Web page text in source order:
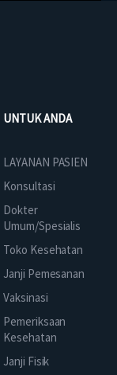
UNTUK ANDA
LAYANAN PASIEN
Konsultasi
Dokter
Umum/Spesialis
Toko Kesehatan
Janji Pemesanan
Vaksinasi
Pemeriksaan
Kesehatan
Janji Fisik